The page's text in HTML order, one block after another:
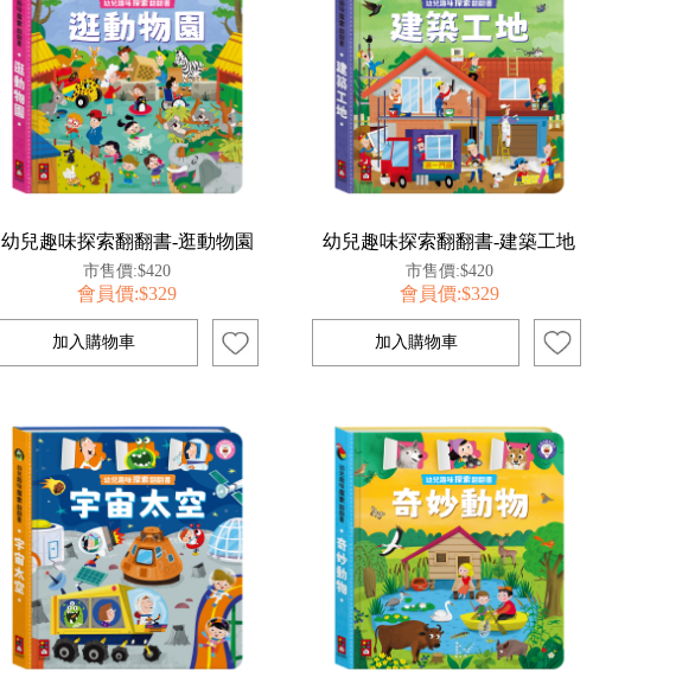
幼兒趣味探索翻翻書-逛動物園
市售價:$420
會員價:$329
幼兒趣味探索翻翻書-建築工地
市售價:$420
會員價:$329